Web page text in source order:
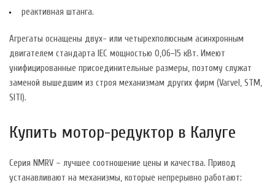
реактивная штанга.
Агрегаты оснащены двух- или четырехполюсным асинхронным
двигателем стандарта IEC мощностью 0,06−15 кВт. Имеют
унифицированные присоединительные размеры, поэтому служат
заменой вышедшим из строя механизмам других фирм (Varvel, STM,
SITI).
Купить мотор-редуктор в Калуге
Серия NMRV – лучшее соотношение цены и качества. Привод
устанавливают на механизмы, которые непрерывно работают: